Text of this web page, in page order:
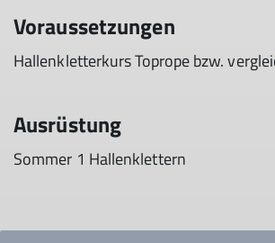
Voraussetzungen
Hallenkletterkurs Toprope bzw.
Ausrüstung
Sommer 1 Hallenklettern